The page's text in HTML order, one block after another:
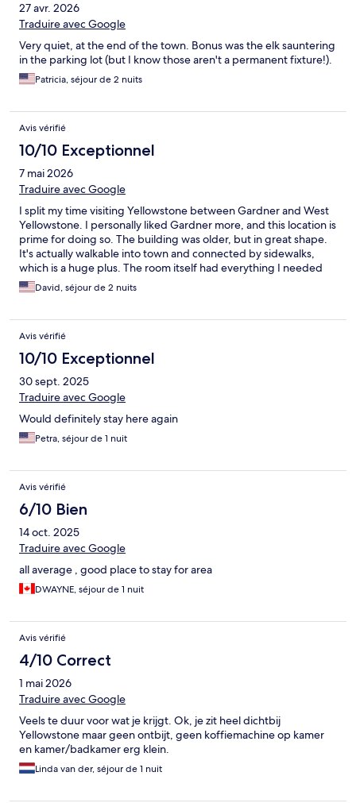
27 avr. 2026
Traduire avec Google
Very quiet, at the end of the town. Bonus was the elk sauntering
in the parking lot (but I know those aren't a permanent fixture!).
Patricia, séjour de 2 nuits
Avis vérifié
10/10 Exceptionnel
7 mai 2026
Traduire avec Google
I split my time visiting Yellowstone between Gardner and West
Yellowstone. I personally liked Gardner more, and this location is
prime for doing so. The building was older, but in great shape.
It's actually walkable into town and connected by sidewalks,
which is a huge plus. The room itself had everything I needed
and was clean. The staff was incredibly friendly and helpful. I
would definitely stay here again!
David, séjour de 2 nuits
Avis vérifié
10/10 Exceptionnel
30 sept. 2025
Traduire avec Google
Would definitely stay here again
Petra, séjour de 1 nuit
Avis vérifié
6/10 Bien
14 oct. 2025
Traduire avec Google
all average , good place to stay for area
DWAYNE, séjour de 1 nuit
Avis vérifié
4/10 Correct
1 mai 2026
Traduire avec Google
Veels te duur voor wat je krijgt. Ok, je zit heel dichtbij
Yellowstone maar geen ontbijt, geen koffiemachine op kamer
en kamer/badkamer erg klein.
Linda van der, séjour de 1 nuit